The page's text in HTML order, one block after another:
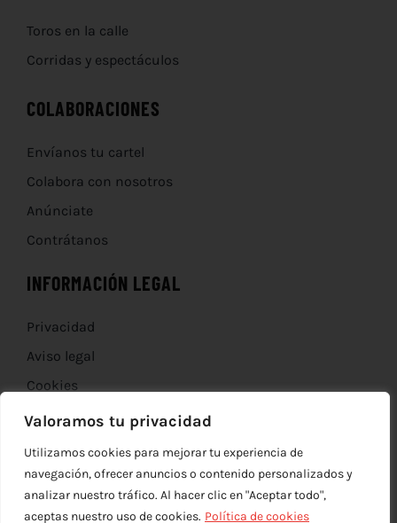
Valoramos tu privacidad
Utilizamos cookies para mejorar tu experiencia de
navegación, ofrecer anuncios o contenido personalizados y
analizar nuestro tráfico. Al hacer clic en "Aceptar todo",
aceptas nuestro uso de cookies. Política de cookies
Toros en la calle
Corridas y espectáculos
COLABORACIONES
Envíanos tu cartel
Colabora con nosotros
Anúnciate
Contrátanos
INFORMACIÓN LEGAL
Privacidad
Aviso legal
Cookies
Devoluciones